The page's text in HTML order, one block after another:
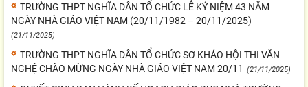
TRƯỜNG THPT NGHĨA DÂN TỔ CHỨC LỄ KỶ NIỆM 43 NĂM
NGÀY NHÀ GIÁO VIỆT NAM (20/11/1982 – 20/11/2025)
(21/11/2025)
TRƯỜNG THPT NGHĨA DÂN TỔ CHỨC SƠ KHẢO HỘI THI VĂN
NGHỆ CHÀO MỪNG NGÀY NHÀ GIÁO VIỆT NAM 20/11
(21/11/2025)